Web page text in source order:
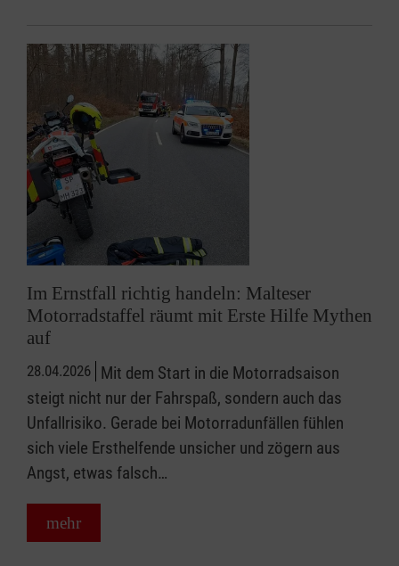
Im Ernstfall richtig handeln: Malteser
Motorradstaffel räumt mit Erste Hilfe Mythen
auf
28.04.2026 Mit dem Start in die Motorradsaison
steigt nicht nur der Fahrspaß, sondern auch das
Unfallrisiko. Gerade bei Motorradunfällen fühlen
sich viele Ersthelfende unsicher und zögern aus
Angst, etwas falsch…
mehr